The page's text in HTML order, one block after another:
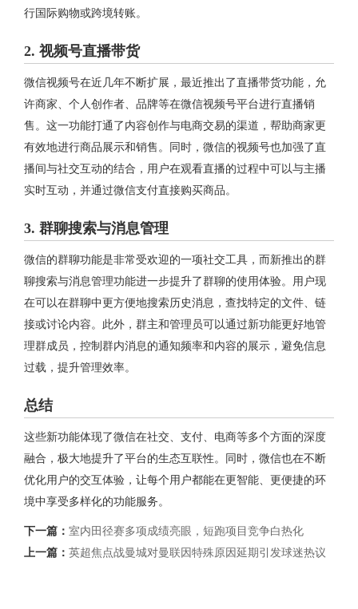
行国际购物或跨境转账。
2. 视频号直播带货
微信视频号在近几年不断扩展，最近推出了直播带货功能，允
许商家、个人创作者、品牌等在微信视频号平台进行直播销
售。这一功能打通了内容创作与电商交易的渠道，帮助商家更
有效地进行商品展示和销售。同时，微信的视频号也加强了直
播间与社交互动的结合，用户在观看直播的过程中可以与主播
实时互动，并通过微信支付直接购买商品。
3. 群聊搜索与消息管理
微信的群聊功能是非常受欢迎的一项社交工具，而新推出的群
聊搜索与消息管理功能进一步提升了群聊的使用体验。用户现
在可以在群聊中更方便地搜索历史消息，查找特定的文件、链
接或讨论内容。此外，群主和管理员可以通过新功能更好地管
理群成员，控制群内消息的通知频率和内容的展示，避免信息
过载，提升管理效率。
总结
这些新功能体现了微信在社交、支付、电商等多个方面的深度
融合，极大地提升了平台的生态互联性。同时，微信也在不断
优化用户的交互体验，让每个用户都能在更智能、更便捷的环
境中享受多样化的功能服务。
下一篇： 室内田径赛多项成绩亮眼，短跑项目竞争白热化
上一篇： 英超焦点战曼城对曼联因特殊原因延期引发球迷热议